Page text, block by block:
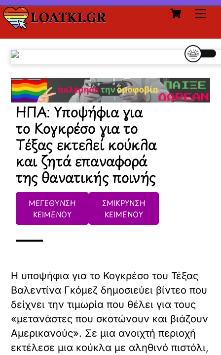
Skip
to
content
Cart
ΗΠΑ: Υποψήφια για
το Κογκρέσο για το
Τέξας εκτελεί κούκλα
και ζητά επαναφορά
της θανατικής ποινής
ΜΕΓΕΘΥΝΣΗ
ΚΕΙΜΕΝΟΥ
ΣΜΙΚΡΥΝΣΗ
ΚΕΙΜΕΝΟΥ
Η υποψήφια για το Κογκρέσο του Τέξας
Βαλεντίνα Γκόμεζ δημοσιεύει βίντεο που
δείχνει την τιμωρία που θέλει για τους
«μετανάστες που σκοτώνουν και βιάζουν
Αμερικανούς». Σε μια ανοιχτή περιοχή
εκτέλεσε μια κούκλα με αληθινό πιστόλι,